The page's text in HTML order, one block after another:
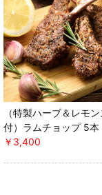
（特製ハーブ＆レモ
付）ラムチョップ 5本
ランド産 WAKANUIス
￥3,400